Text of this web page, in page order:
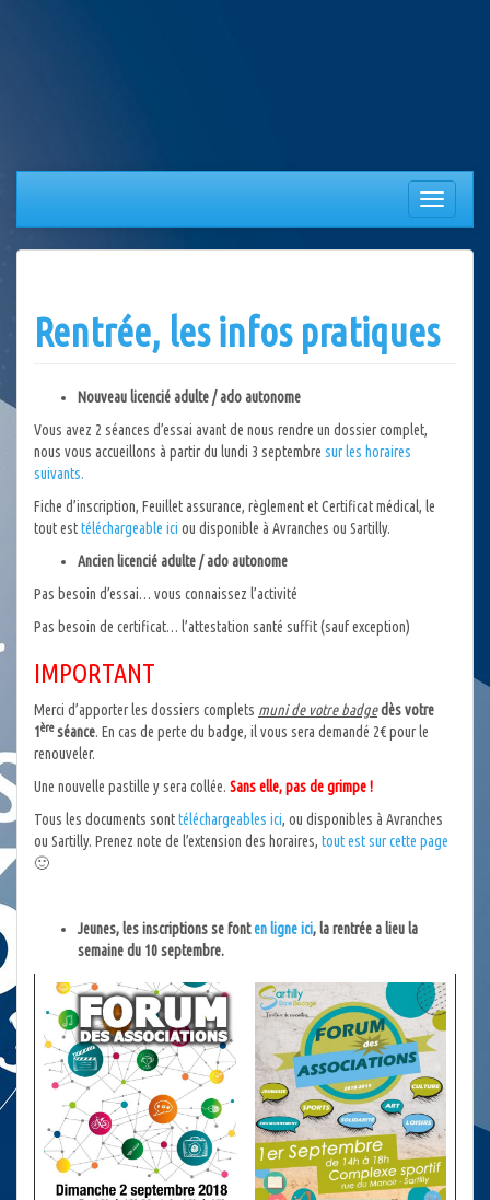
Afficher/
la
Rentrée, les infos pratiques
Nouveau licencié adulte/ ado autonome
Vous avez 2 séances d’essai avant de nous rendre un dossier complet,
nous vous accueillons à partir du lundi 3 septembre sur les horaires
suivants.
Fiche d’inscription, Feuillet assurance, règlement et Certificat médical, le
tout esttéléchargeable ici ou disponible à Avranches ou Sartilly.
Ancien licencié adulte / ado autonome
Pas besoin d’essai… vous connaissez l’activité
Pas besoin de certificat… l’attestation santé suffit (sauf exception)
IMPORTANT
Merci d’apporter les dossiers complets muni de votre badgedès votre
1èreséance. En cas de perte du badge, il vous sera demandé 2€ pour le
renouveler.
Une nouvelle pastille y sera collée. Sans elle, pas de grimpe !
Tous les documents sonttéléchargeables ici, ou disponibles à Avranches
ou Sartilly. Prenez note de l’extension des horaires, tout est sur cette page
🙂
Jeunes, les inscriptions se fonten ligne ici, la rentrée a lieu la
semaine du 10 septembre.